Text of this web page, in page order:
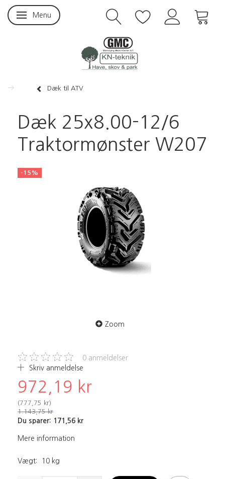
Skifte navigation
Menu
Dæk til ATV
Dæk 25x8.00-12/6
Traktormønster W207
-15%
Zoom
0 anmeldelser
Skriv anmeldelse
972,19 kr
(777,75 kr)
1.143,75 kr
Du sparer: 171,56 kr
Mere information
Vægt: 10 kg